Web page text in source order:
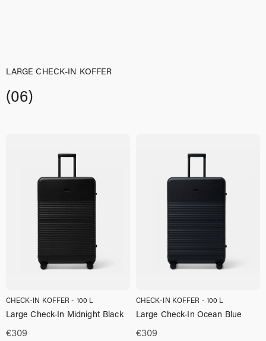
LARGE CHECK-IN KOFFER
(06)
CHECK-IN KOFFER - 100 L
€309
Large Check-In Midnight Black
CHECK-IN KOFFER - 100 L
€309
Large Check-In Ocean Blue